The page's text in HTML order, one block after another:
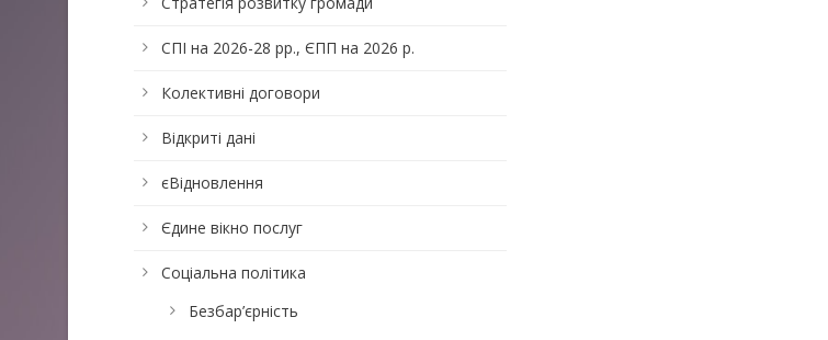
СПІ на 2026-28 рр., ЄПП на 2026 р.
Колективні договори
Відкриті дані
єВідновлення
Єдине вікно послуг
Соціальна політика
Безбар’єрність